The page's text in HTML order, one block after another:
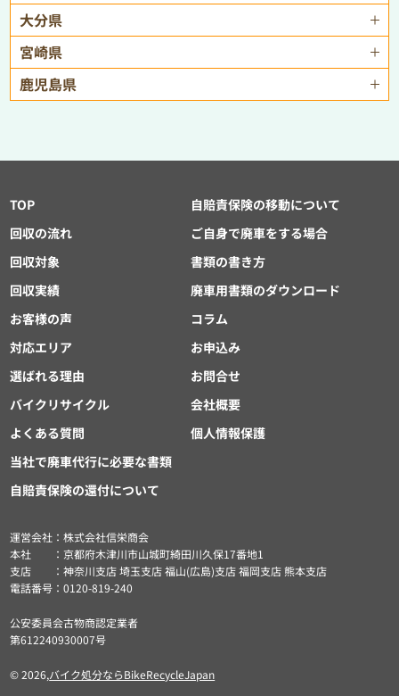
大分県
宮崎県
鹿児島県
TOP
回収の流れ
回収対象
回収実績
お客様の声
対応エリア
選ばれる理由
バイクリサイクル
よくある質問
当社で廃車代行に必要な書類
自賠責保険の還付について
自賠責保険の移動について
ご自身で廃車をする場合
書類の書き方
廃車用書類のダウンロード
コラム
お申込み
お問合せ
会社概要
個人情報保護
運営会社：株式会社信栄商会
本社 ：京都府木津川市山城町綺田川久保17番地1
支店 ：神奈川支店 埼玉支店 福山(広島)支店 福岡支店 熊本支店
電話番号：0120-819-240
公安委員会古物商認定業者
第612240930007号
© 2026,バイク処分ならBikeRecycleJapan